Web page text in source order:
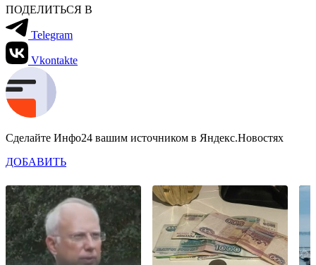
ПОДЕЛИТЬСЯ В
Telegram
Vkontakte
Сделайте Инфо24 вашим источником в Яндекс.Новостях
ДОБАВИТЬ